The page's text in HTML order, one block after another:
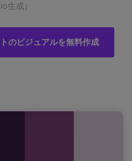
生成）
のビジュアルを無料作成